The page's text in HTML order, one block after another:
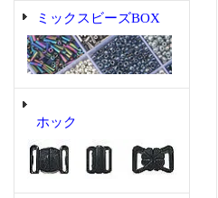
ミックスビーズBOX
ホック